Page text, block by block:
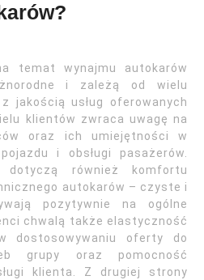
temat wynajmu autokarów
i zależą od wielu
jakością usług oferowanych
klientów zwraca uwagę na
oraz ich umiejętności w
i obsługi pasażerów.
również komfortu
autokarów – czyste i
pozytywnie na ogólne
chwalą także elastyczność
dostosowywaniu oferty do
grupy oraz pomocność
klienta. Z drugiej strony